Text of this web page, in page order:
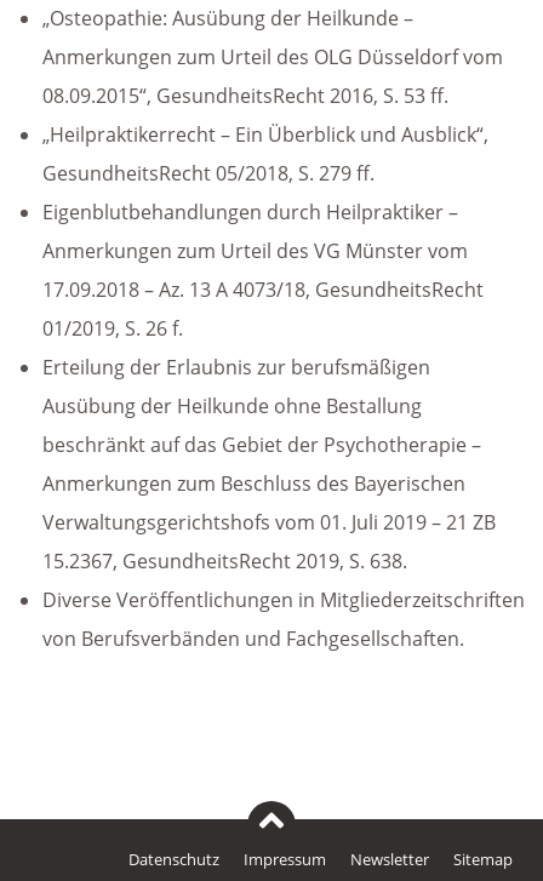
„Osteopathie: Ausübung der Heilkunde –
Anmerkungen zum Urteil des OLG Düsseldorf vom
08.09.2015“, GesundheitsRecht 2016, S. 53 ff.
„Heilpraktikerrecht – Ein Überblick und Ausblick“,
GesundheitsRecht 05/2018, S. 279 ff.
Eigenblutbehandlungen durch Heilpraktiker –
Anmerkungen zum Urteil des VG Münster vom
17.09.2018 – Az. 13 A 4073/18, GesundheitsRecht
01/2019, S. 26 f.
Erteilung der Erlaubnis zur berufsmäßigen
Ausübung der Heilkunde ohne Bestallung
beschränkt auf das Gebiet der Psychotherapie –
Anmerkungen zum Beschluss des Bayerischen
Verwaltungsgerichtshofs vom 01. Juli 2019 –21 ZB
15.2367, GesundheitsRecht 2019, S. 638.
Diverse Veröffentlichungen in Mitgliederzeitschriften
von Berufsverbänden und Fachgesellschaften.
Datenschutz Impressum Newsletter Sitemap